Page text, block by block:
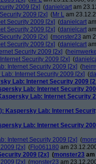
2009 [2x] (danielcart am
2009 [2x] (Mr L am
Security 2009 [2x] (danielcart
Security 2009 [2x] (danielcart
2009 [2x] (monster23 am
Security 2009 [2x] (danielcart
Security 2009 [2x] (
Security 2009 [2x] (
Internet Security 2009 [2x] (
Internet Security 2009 [2x] (
Lab: Internet Security 2009
Lab: Internet Security
Lab: Internet Security
Kaspersky Lab: Internet
Lab: Internet Security
Internet Security 2009 [2x] (
[2x] (Flo061180 am
2009 [2x] (monster23 am
[2x] (monster23 am